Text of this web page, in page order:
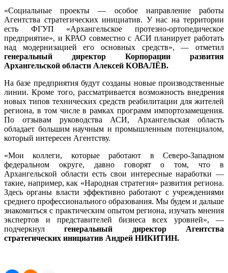
«Социальные проекты — особое направление работы
Агентства стратегических инициатив. У нас на территории
есть ФГУП «Архангельское протезно-ортопедическое
предприятие», и КРАО совместно с АСИ планирует работать
над модернизацией его основных средств», — отметил
генеральный директор Корпорации развития
Архангельской области Алексей КОВАЛЁВ.
На базе предприятия будут созданы новые производственные
линии. Кроме того, рассматривается возможность внедрения
новых типов технических средств реабилитации для жителей
региона, в том числе в рамках программ импортозамещения.
По отзывам руководства АСИ, Архангельская область
обладает большим научным и промышленным потенциалом,
который интересен Агентству.
«Мои коллеги, которые работают в Северо-Западном
федеральном округе, давно говорят о том, что в
Архангельской области есть свои интересные наработки —
такие, например, как «Народная стратегия» развития региона.
Здесь органы власти эффективно работают с учреждениями
среднего профессионального образования. Мы будем и дальше
знакомиться с практическим опытом региона, изучать мнения
экспертов и представителей бизнеса всех уровней», —
подчеркнулгенеральный директор Агентства
стратегических инициатив Андрей НИКИТИН.